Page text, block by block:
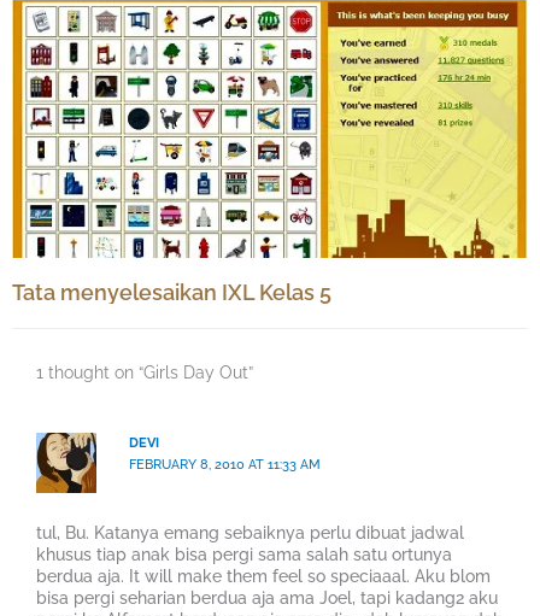
Tata menyelesaikan IXL Kelas 5
1 thought on “Girls Day Out”
DEVI
FEBRUARY 8, 2010 AT 11:33 AM
tul, Bu. Katanya emang sebaiknya perlu dibuat jadwal
khusus tiap anak bisa pergi sama salah satu ortunya
berdua aja. It will make them feel so speciaaal. Aku blom
bisa pergi seharian berdua aja ama Joel, tapi kadang2 aku